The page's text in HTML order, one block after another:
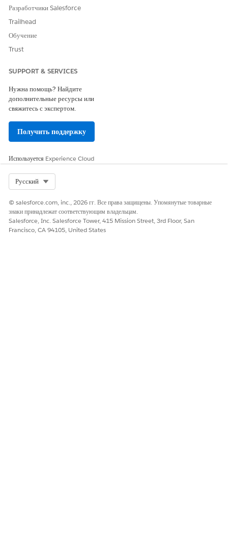
Разработчики Salesforce
Trailhead
Обучение
Trust
SUPPORT & SERVICES
Нужна помощь? Найдите
дополнительные ресурсы или
свяжитесь с экспертом.
Получить поддержку
Используется Experience Cloud
Русский
© salesforce.com, inc., 2026 гг. Все права защищены. Упомянутые товарные
знаки принадлежат соответствующим владельцам.
Salesforce, Inc. Salesforce Tower, 415 Mission Street, 3rd Floor, San
Francisco, CA 94105, United States